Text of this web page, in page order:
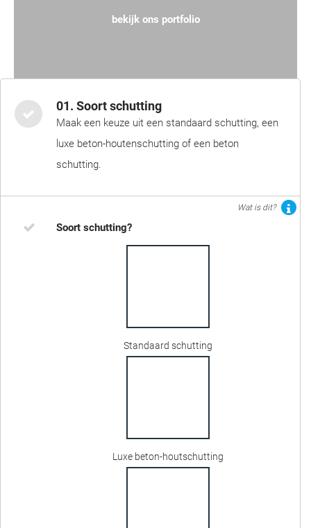
bekijk ons portfolio
01. Soort schutting
Maak een keuze uit een standaard schutting, een
luxe beton-houtenschutting of een beton
schutting.
Wat is dit?
Soort schutting?
Standaard schutting
Luxe beton-houtschutting